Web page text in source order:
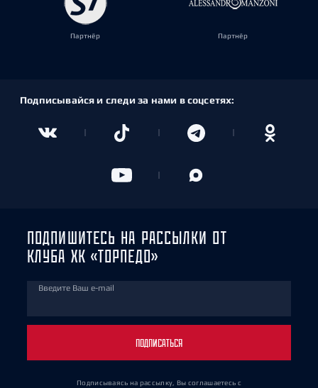
Партнёр Партнёр
Подписывайся и следи за нами в соцсетях:
ПОДПИШИТЕСЬ НА РАССЫЛКИ ОТ
КЛУБА ХК «ТОРПЕДО»
Введите Ваш e-mail
ПОДПИСАТЬСЯ
Подписываясь на рассылку, Вы соглашаетесь с